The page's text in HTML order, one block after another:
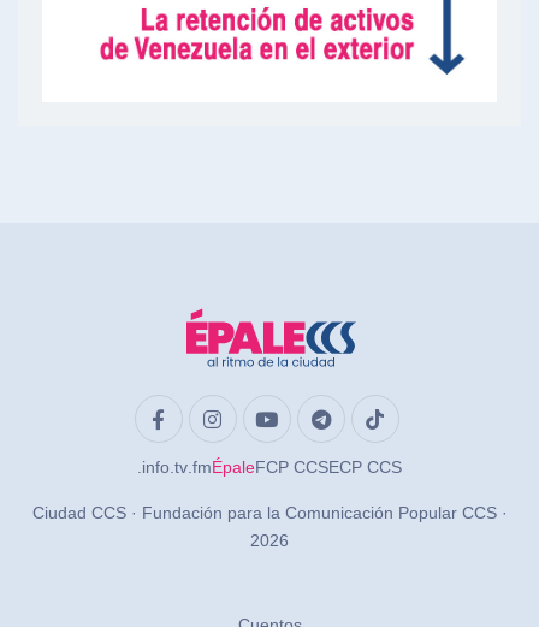
.info.tv.fmÉpaleFCP CCSECP CCS
Ciudad CCS · Fundación para la Comunicación Popular CCS ·
2026